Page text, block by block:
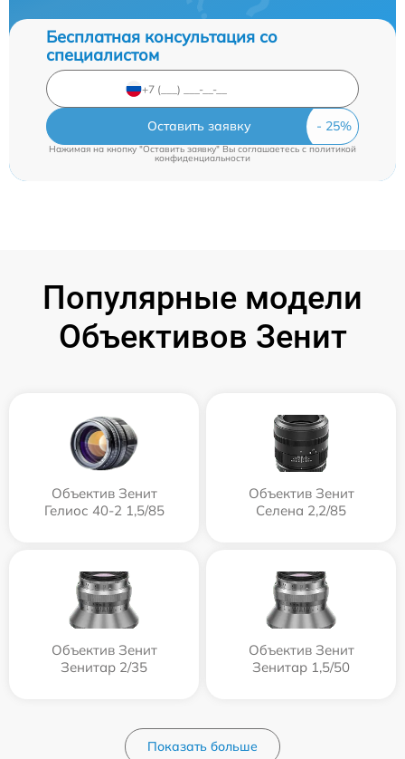
Бесплатная консультация со
специалистом
Оставить заявку
Нажимая на кнопку "Оставить заявку" Вы соглашаетесь cполитикой
конфиденциальности
Популярные модели
Объективов Зенит
Объектив Зенит
Гелиос 40-2 1,5/85
Объектив Зенит
Селена 2,2/85
Объектив Зенит
Зенитар 2/35
Объектив Зенит
Зенитар 1,5/50
Показать больше